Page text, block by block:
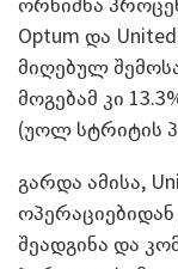
Optum და
მიღებულ
მოგებამ კი
(უოლ სტრიტის
გარდა ამისა,
შეადგინა და